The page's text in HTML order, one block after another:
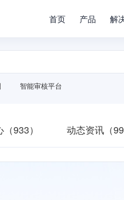
首页 产品 解
智能审核平台
933） 动态资讯（